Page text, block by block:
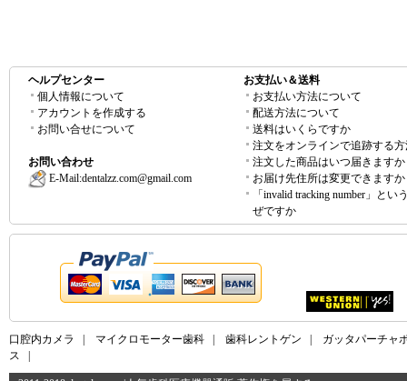
ヘルプセンター
個人情報について
アカウントを作成する
お問い合せについて
お問い合わせ
E-Mail:dentalzz.com@gmail.com
お支払い＆送料
お支払い方法について
配送方法について
送料はいくらですか
注文をオンラインで追跡する
注文した商品はいつ届きますか
お届け先住所は変更できますか
「invalid tracking number」とい
ぜですか
口腔内カメラ マイクロモーター歯科 歯科レントゲン
ガッタパーチャ
ス